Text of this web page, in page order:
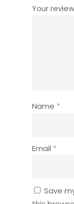
Your review
Name *
Email *
Save